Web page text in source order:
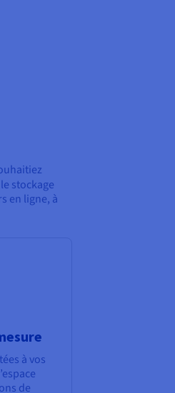
stockage
en ligne, à
à vos
de